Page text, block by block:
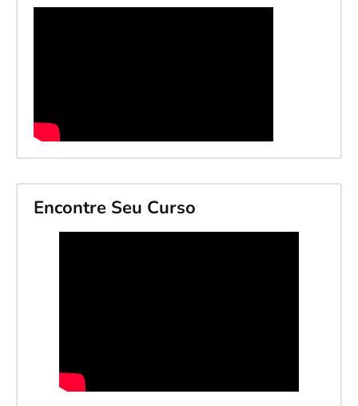
Encontre Seu Curso